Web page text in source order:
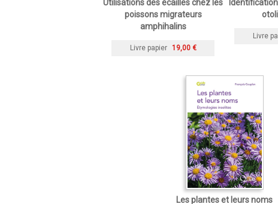
Utilisations des écailles chez les
poissons migrateurs
amphihalins
Livre papier 19,00 €
Livre
Les plantes et leurs noms